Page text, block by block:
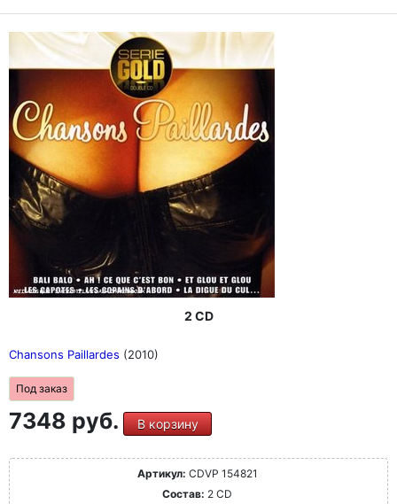
2 CD
Chansons Paillardes (2010)
Под заказ
7348 руб. В корзину
Артикул: CDVP 154821
Состав: 2 CD